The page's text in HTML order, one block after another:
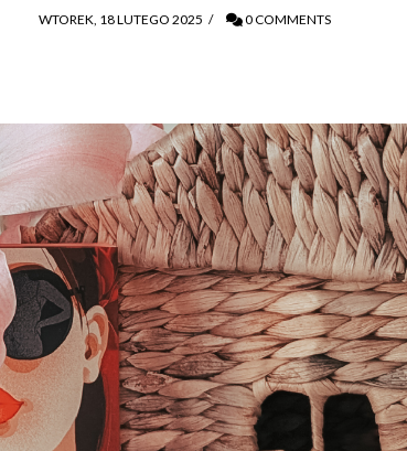
WTOREK, 18 LUTEGO 2025 / 0 COMMENTS